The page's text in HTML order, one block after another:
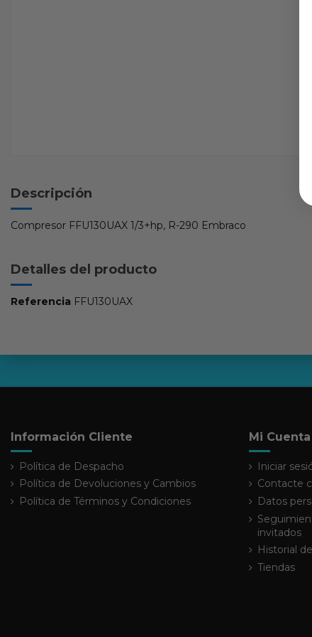
Descripción
Compresor FFU130UAX 1/3+hp, R-290 Embraco
Detalles del producto
Referencia FFU130UAX
Información Cliente
Política de Despacho
Política de Devoluciones y Cambios
Política de Términos y Condiciones
Mi Cuenta
Iniciar
Contacte
Datos
invitados
Historial
Tiendas